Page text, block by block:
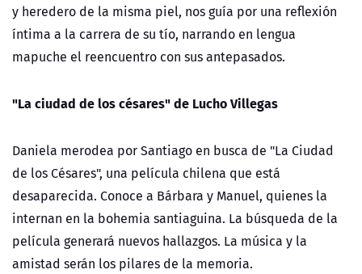
y heredero de la misma piel, nos guía por una reflexión
íntima a la carrera de su tío, narrando en lengua
mapuche el reencuentro con sus antepasados.
"La ciudad de los césares" de Lucho Villegas
Daniela merodea por Santiago en busca de "La Ciudad
de los Césares", una película chilena que está
desaparecida. Conoce a Bárbara y Manuel, quienes la
internan en la bohemia santiaguina. La búsqueda de la
película generará nuevos hallazgos. La música y la
amistad serán los pilares de la memoria.